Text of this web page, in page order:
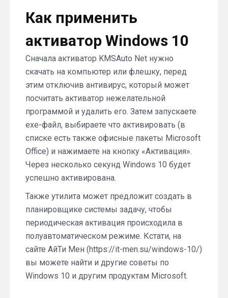
Как применить
активатор Windows 10
Сначала активатор KMSAuto Net нужно
скачать на компьютер или флешку, перед
этим отключив антивирус, который может
посчитать активатор нежелательной
программой и удалить его. Затем запускаете
exe-файл, выбираете что активировать (в
списке есть также офисные пакеты Microsoft
Office) и нажимаете на кнопку «Активация».
Через несколько секунд Windows 10 будет
успешно активирована.
Также утилита может предложит создать в
планировщике системы задачу, чтобы
периодическая активация происходила в
полуавтоматическом режиме. Кстати, на
сайте АйТи Мен (https://it-men.su/windows-10/)
вы можете найти и другие советы по
Windows 10 и другим продуктам Microsoft.